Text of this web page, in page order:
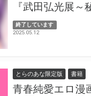
『武田弘光展～
終了しています
2025.05.12
とらのあな限定版 書籍
青春純愛エロ漫